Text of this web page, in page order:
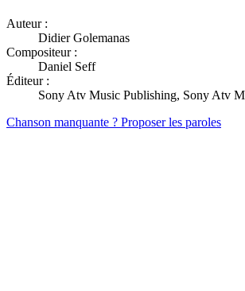
Auteur :
Didier Golemanas
Compositeur :
Daniel Seff
Éditeur :
Sony Atv Music Publishing, Sony Atv
Chanson manquante ? Proposer les paroles